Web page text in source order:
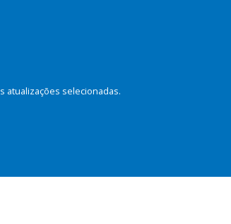
atualizações selecionadas.